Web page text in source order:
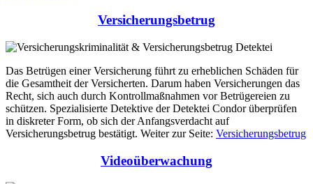
Versicherungsbetrug
Das Betrügen einer Versicherung führt zu erheblichen Schäden für
die Gesamtheit der Versicherten. Darum haben Versicherungen das
Recht, sich auch durch Kontrollmaßnahmen vor Betrügereien zu
schützen. Spezialisierte Detektive der Detektei Condor überprüfen
in diskreter Form, ob sich der Anfangsverdacht auf
Versicherungsbetrug bestätigt. Weiter zur Seite: Versicherungsbetrug
Videoüberwachung